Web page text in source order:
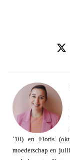
’10) en Floris
moederschap en